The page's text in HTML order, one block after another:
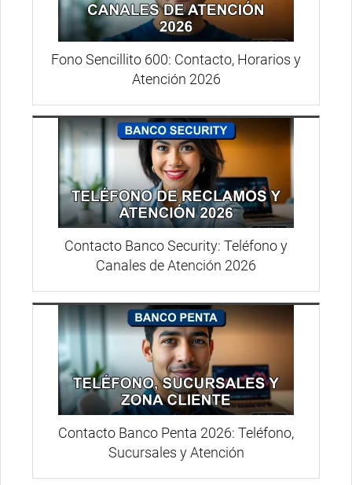
Fono Sencillito 600: Contacto, Horarios y
Atención 2026
Contacto Banco Security: Teléfono y
Canales de Atención 2026
Contacto Banco Penta 2026: Teléfono,
Sucursales y Atención